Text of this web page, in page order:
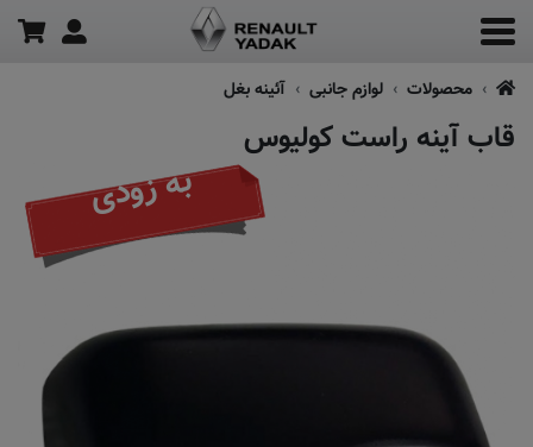
محصولات لوازم جانبی آئینه بغل
قاب آینه راست کولیوس
به زودی